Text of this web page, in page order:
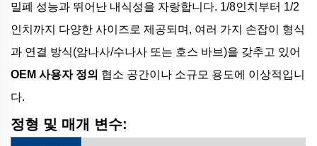
밀폐 성능과 뛰어난 내식성을 자랑합니다. 1/8인치부터 1/2
인치까지 다양한 사이즈로 제공되며, 여러 가지 손잡이 형식
과 연결 방식(암나사/수나사 또는 호스 바브)을 갖추고 있어
OEM 사용자 정의 협소 공간이나 소규모 용도에 이상적입니
다.
정형 및 매개 변수: